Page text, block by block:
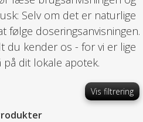
Selv om det er naturlige
følge doseringsanvisningen.
du kender os - for vi er lige
dit lokale apotek.
Vis filtrering